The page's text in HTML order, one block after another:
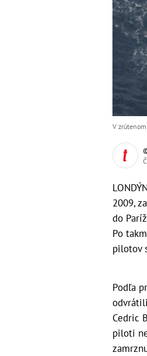
V
2009,
do
Po
pilotov
Podľa
Cedric
piloti